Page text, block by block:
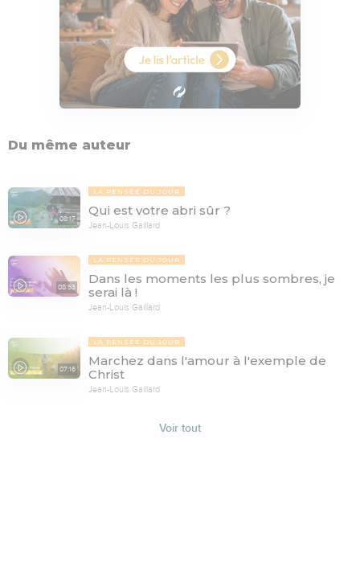
Du même auteur
08:17
LA PENSÉE DU JOUR
Qui est votre abri sûr ?
Jean-Louis Gaillard
08:53
LA PENSÉE DU JOUR
Dans les moments les plus sombres, je
serai là !
Jean-Louis Gaillard
07:16
LA PENSÉE DU JOUR
Marchez dans l'amour à l'exemple de
Christ
Jean-Louis Gaillard
Voir tout